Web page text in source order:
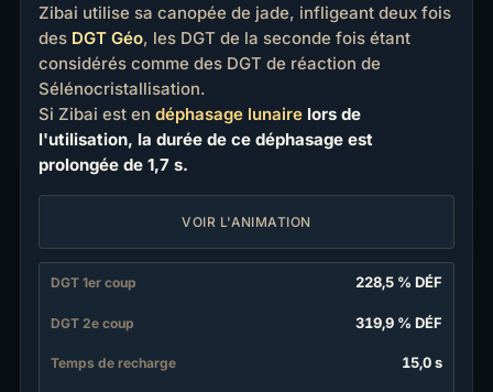
Zibai utilise sa canopée de jade, infligeant deux fois
des DGT Géo, les DGT de la seconde fois étant
considérés comme des DGT de réaction de
Sélénocristallisation.
Si Zibai est en déphasage lunairelors de
l'utilisation, la durée de ce déphasage est
prolongée de 1,7 s.
VOIR L'ANIMATION
DGT 1er coup 228,5 % DÉF
DGT 2e coup 319,9 % DÉF
Temps de recharge 15,0 s